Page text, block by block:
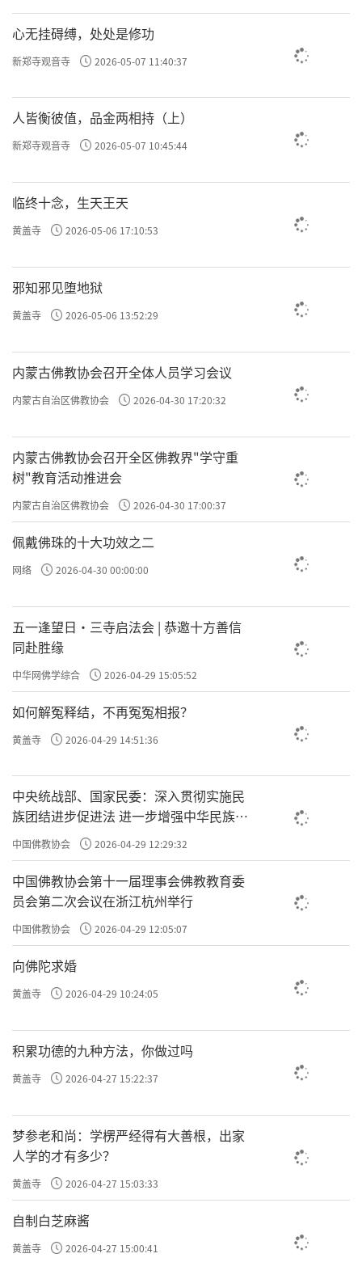
甏，地面铺上有弹性的楩梓木板，当西施带领
宫人穿木屐走过时，发出的声响如钟鼓之乐，
抑扬顿挫，漫舞其上，发出木琴般的乐音，因
名“响屟廊”。在灵岩山寺大殿西面，至今尚
有“响屟”遗名。
玩花池玩月池
美女西施爱玩花草，吴王为赢得美人心，
在灵岩山山顶开凿了玩花池、玩月池，以供西
人在香山种植香草，并特意修筑一条路径，名
曰“采香泾”。山下有条笔直的小河直通太
湖，形状如飞出的箭矢，如范成大《吴郡志》
所述“一水直如矢”，名曰“一箭河”，宫女
们可以从此泛舟而至太湖、香山采香草献于西
施。
吴王井智积井
馆娃宫原有吴王井、智积井两口大井。吴
王井又称“西施井”，西施常对井梳妆，以水
为镜。吴王井井水清凉，范成大《吴郡志》记
载：“相传为吴王避暑处”。唐寅曾有“古人
行处青苔冷，馆娃宫锁西施井。”的佳句。据
地方志记载，明朝一农夫在淘井时，曾发现上
镌“敕”字金钗一支，传为西施遗物。智积井
则是为纪念灵岩山寺开山祖师梵僧智积菩萨而
改名。
心无挂碍缚，处处是修功
新郑寺观音寺 2026-05-07 11:40:37
人皆衡彼值，品金两相持（上）
新郑寺观音寺 2026-05-07 10:45:44
临终十念，生天王天
黄盖寺 2026-05-06 17:10:53
邪知邪见堕地狱
黄盖寺 2026-05-06 13:52:29
内蒙古佛教协会召开全体人员学习会议
内蒙古自治区佛教协会 2026-04-30 17:20:32
内蒙古佛教协会召开全区佛教界"学守重
树"教育活动推进会
内蒙古自治区佛教协会 2026-04-30 17:00:37
佩戴佛珠的十大功效之二
网络 2026-04-30 00:00:00
五一逢望日・三寺启法会 | 恭邀十方善信
同赴胜缘
中华网佛学综合 2026-04-29 15:05:52
如何解冤释结，不再冤冤相报？
黄盖寺 2026-04-29 14:51:36
中央统战部、国家民委：深入贯彻实施民
族团结进步促进法 进一步增强中华民族凝
聚力向心力
中国佛教协会 2026-04-29 12:29:32
中国佛教协会第十一届理事会佛教教育委
员会第二次会议在浙江杭州举行
中国佛教协会 2026-04-29 12:05:07
向佛陀求婚
黄盖寺 2026-04-29 10:24:05
积累功德的九种方法，你做过吗
黄盖寺 2026-04-27 15:22:37
梦参老和尚：学楞严经得有大善根，出家
人学的才有多少？
黄盖寺 2026-04-27 15:03:33
自制白芝麻酱
黄盖寺 2026-04-27 15:00:41